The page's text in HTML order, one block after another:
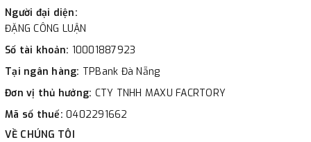
Người đại diện:
ĐẶNG CÔNG LUẬN
Số tài khoản: 10001887923
Tại ngân hàng: TPBank Đà Nẵng
Đơn vị thủ hưởng: CTY TNHH MAXU FACRTORY
Mã số thuế: 0402291662
VỀ CHÚNG TÔI